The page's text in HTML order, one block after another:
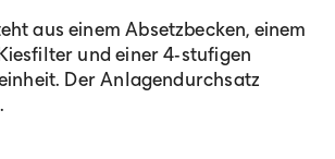
aus einem Absetzbecken, einem
und einer 4-stufigen
Der Anlagendurchsatz